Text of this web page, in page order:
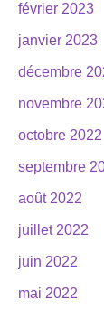
février 2023
janvier 2023
décembre
novembre
octobre 2022
septembre
août 2022
juillet 2022
juin 2022
mai 2022